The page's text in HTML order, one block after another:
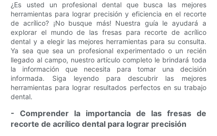
¿Es usted un profesional dental que busca las mejores
herramientas para lograr precisión y eficiencia en el recorte
de acrílico? ¡No busque más! Nuestra guía le ayudará a
explorar el mundo de las fresas para recorte de acrílico
dental y a elegir las mejores herramientas para su consulta.
Ya sea que sea un profesional experimentado o un recién
llegado al campo, nuestro artículo completo le brindará toda
la información que necesita para tomar una decisión
informada. Siga leyendo para descubrir las mejores
herramientas para lograr resultados perfectos en su trabajo
dental.
- Comprender la importancia de las fresas de
recorte de acrílico dental para lograr precisión